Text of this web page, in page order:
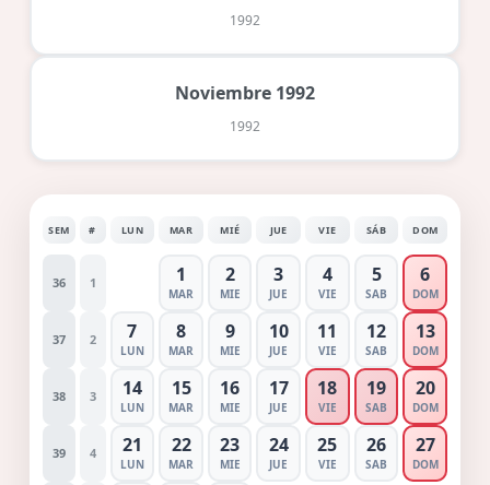
1992
Noviembre 1992
1992
SEM # LUN MAR MIÉ JUE VIE SÁB DOM
36 1 1
MAR
2
MIE
3
JUE
4
VIE
5
SAB
6
DOM
37 2 7
LUN
8
MAR
9
MIE
10
JUE
11
VIE
12
SAB
13
DOM
38 3 14
LUN
15
MAR
16
MIE
17
JUE
18
VIE
19
SAB
20
DOM
39 4 21
LUN
22
MAR
23
MIE
24
JUE
25
VIE
26
SAB
27
DOM